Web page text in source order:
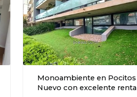
Monoambiente en Pocitos
Nuevo con excelente renta